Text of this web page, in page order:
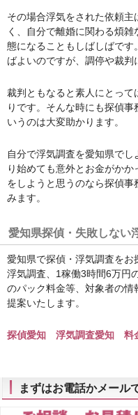
その場合浮気をされた依頼
く、自分で離婚に関わる煩
態になることもしばしばで
ばよいのですが、調停や裁判
裁判ともなると素人にとっ
りです。そんな時にも探偵
いうのは大変助かります。
自分で浮気調査を愛知県で
り始めても意外とお金がか
をしようと思うのなら探偵
みます。
愛知県探偵・失敗しない
愛知県で探偵・浮気調査を
浮気調査、1稼働3時間6万円
のパック料金等、対象者の
提案いたします。
探偵愛知 浮気調査愛知 料
まずはお電話かメール